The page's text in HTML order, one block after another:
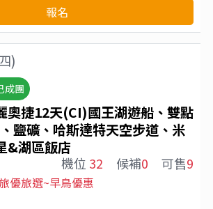
報名
)
成團
奧捷12天(CI)國王湖遊船、雙點
鹽礦、哈斯達特天空步道、米
&湖區飯店
機位 32 候補0 可售9
優旅選~早鳥優惠